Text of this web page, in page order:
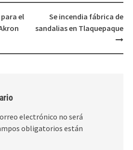
el
Se incendia fábrica de
sandalias en Tlaquepaque
electrónico no será
obligatorios están